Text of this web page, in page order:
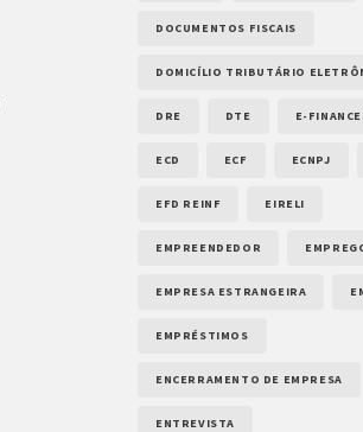
DOCUMENTOS FISCAIS
DOMICÍLIO TRIBUTÁRIO
DRE DTE E-
ECD ECF ECNPJ
EFD REINF EIRELI
EMPREENDEDOR
EMPRESA ESTRANGEIRA
EMPRÉSTIMOS
ENCERRAMENTO DE EMPRESA
ENTREVISTA